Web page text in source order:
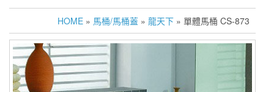
HOME » 馬桶/馬桶蓋 » 龍天下 » 單體馬桶 CS-873